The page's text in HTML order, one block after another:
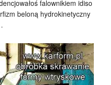
falownikiem idiso
beloną hydrokinetyczny